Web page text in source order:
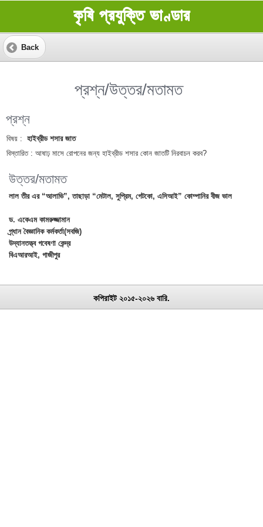
কৃষি প্রযুক্তি ভাণ্ডার
Back
প্রশ্ন/উত্তর/মতামত
প্রশ্ন
বিষয় :
হাইব্রীড শসার জাত
বিস্তারিত : আষাঢ় মাসে রোপনের জন্য হাইব্রীড শসার কোন জাতটি নিরবাচন করব?
উত্তর/মতামত
লাল তীর এর “আলাভি”, তাছাড়া “মেটাল, সুপ্রিম, গেটকো, এসিআই” কোম্পানির বীজ ভাল
ড. একেএম কামরুজ্জামান
প্র্ধান বৈজ্ঞানিক কর্মকর্তা(সবজি)
উদ্যানতত্ত্ব গবেষণা কেন্দ্র
বিএআরআই, গাজীপুর
কপিরাইট ২০১৫-২০২৬ বারি.